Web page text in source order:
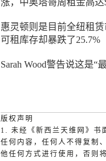
涨，中奥塔哥周租金高达
惠灵顿则是目前全纽租
可租库存却暴跌了25.7%
Sarah Wood警告说这是“
版权声明
1. 未经《新西兰天维网》书
任何内容，任何人不得复制
他任何方式进行使用，否则